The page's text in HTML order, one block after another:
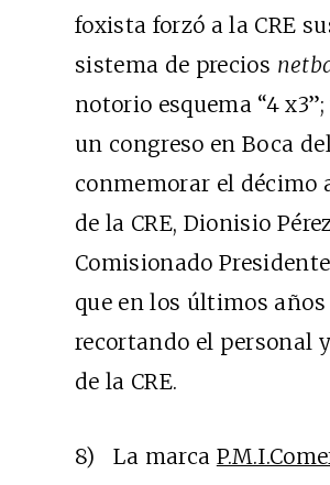
foxista forzó a la CRE
sistema de precios
notorio esquema “4
un congreso en Boca
conmemorar el décimo
de la CRE, Dionisio
Comisionado
que en los últimos años
recortando el personal
de la CRE.
8) La marca